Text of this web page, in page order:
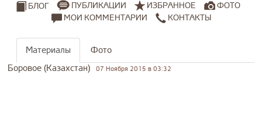
БЛОГ ПУБЛИКАЦИИ ИЗБРАННОЕ
ФОТО
МОИ КОММЕНТАРИИ
КОНТАКТЫ
Материалы
Фото
Боровое (Казахстан)
07 Ноября 2015 в 03:32